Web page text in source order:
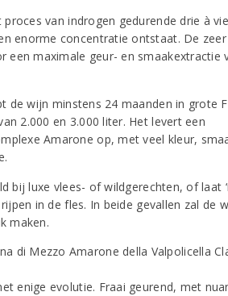
van indrogen gedurende drie à
enorme concentratie ontstaat. De
een maximale geur- en smaakextractie
de wijn minstens 24 maanden in grote
2.000 en 3.000 liter. Het levert een
Amarone op, met veel kleur,
bij luxe vlees- of wildgerechten, of laat
in de fles. In beide gevallen zal de
maken.
enige evolutie. Fraai geurend, met